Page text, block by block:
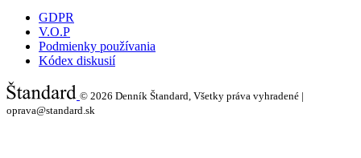
GDPR
V.O.P
Podmienky používania
Kódex diskusií
© 2026 Denník Štandard, Všetky práva vyhradené |
oprava@standard.sk